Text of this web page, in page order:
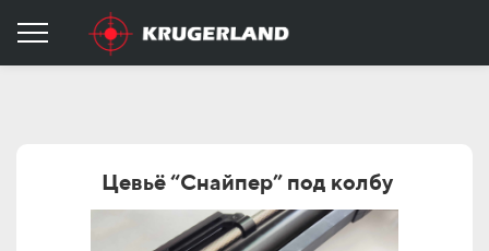
Цевьё “Снайпер” под колбу